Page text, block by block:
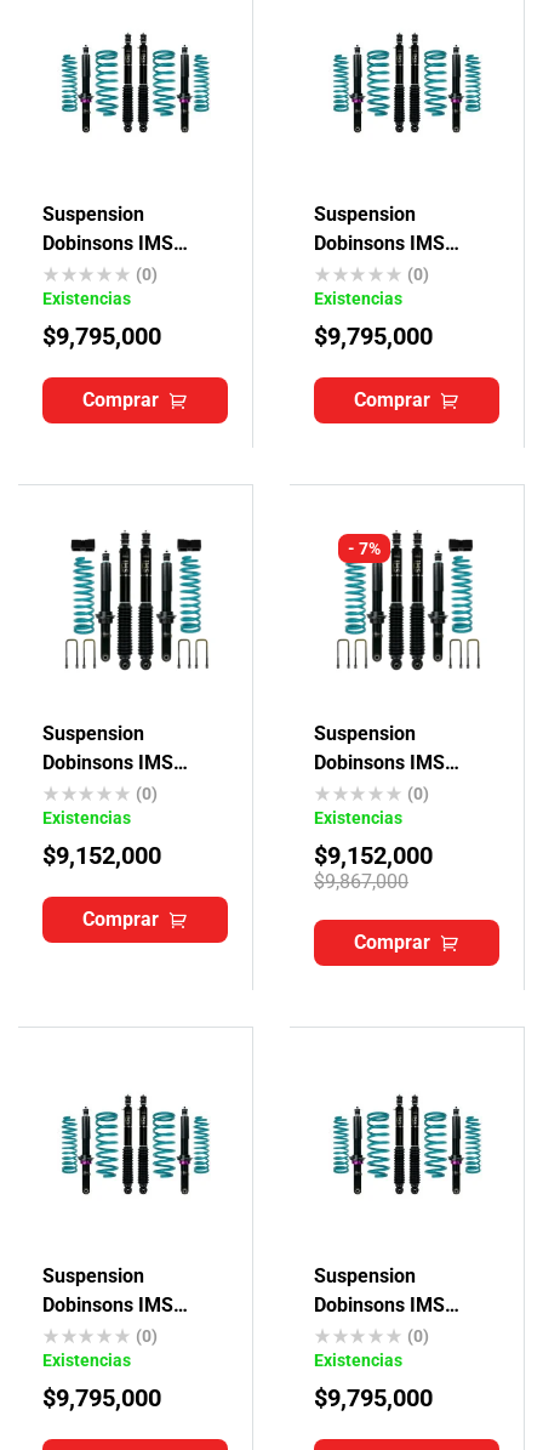
Suspension
Dobinsons IMS
Toyota 4Runner
(0)
Existencias
$9,795,000
Comprar
Suspension
Dobinsons IMS
Toyota Fortuner
(0)
Existencias
$9,795,000
Comprar
Suspension
Dobinsons IMS
Toyota Hilux Revo
(0)
Existencias
$9,152,000
Comprar
- 7%
Suspension
Dobinsons IMS
Toyota Hilux Vigo
(0)
Existencias
$9,867,000
$9,152,000
Comprar
Suspension
Dobinsons IMS
Toyota Prado J90-
J95
(0)
Existencias
$9,795,000
Suspension
Dobinsons IMS
Toyota Txl (0)
Existencias
$9,795,000